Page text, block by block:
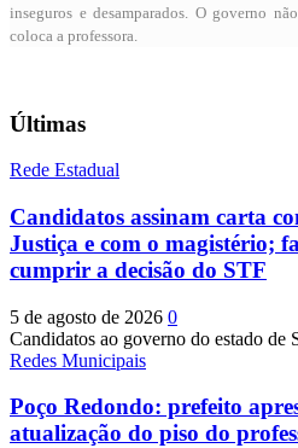
inseguros e desamparados. O governo
coloca a professora.
Últimas
Rede Estadual
Candidatos assinam carta
Justiça e com o magistério;
cumprir a decisão do STF
5 de agosto de 2026 0
Candidatos ao governo do estado de
Redes Municipais
Poço Redondo: prefeito
atualização do piso do